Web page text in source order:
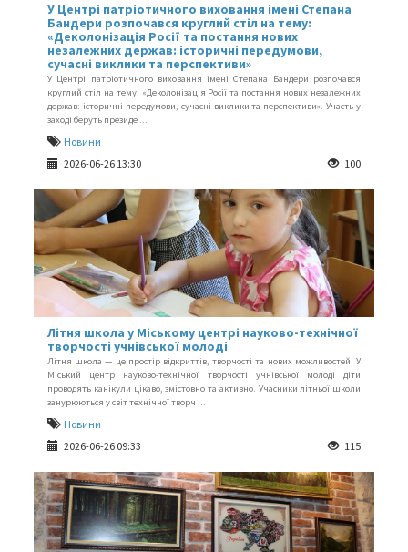
У Центрі патріотичного виховання імені Степана
Бандери розпочався круглий стіл на тему:
«Деколонізація Росії та постання нових
незалежних держав: історичні передумови,
сучасні виклики та перспективи»
У Центрі патріотичного виховання імені Степана Бандери розпочався
круглий стіл на тему: «Деколонізація Росії та постання нових незалежних
держав: історичні передумови, сучасні виклики та перспективи». Участь у
заході беруть президе ...
Новини
2026-06-26 13:30
100
Літня школа у Міському центрі науково-технічної
творчості учнівської молоді
Літня школа — це простір відкриттів, творчості та нових можливостей! У
Міський центр науково-технічної творчості учнівської молоді діти
проводять канікули цікаво, змістовно та активно. Учасники літньої школи
занурюються у світ технічної творч ...
Новини
2026-06-26 09:33
115